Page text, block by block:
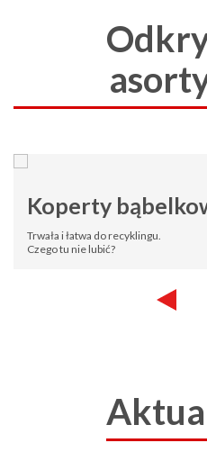
Koperty
Trwała i łatwa do recyklingu.
Czego tu nie lubić?